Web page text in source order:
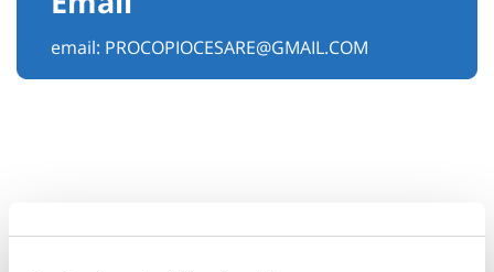
email: PROCOPIOCESARE@GMAIL.COM